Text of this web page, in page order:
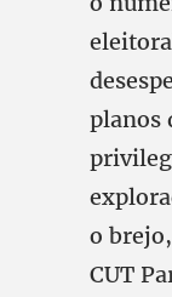
planos
o
CUT